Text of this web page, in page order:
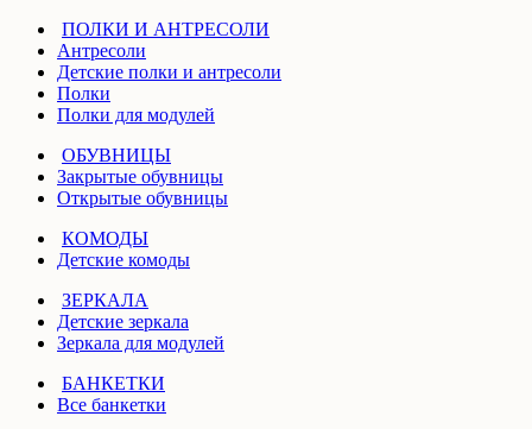
ПОЛКИ И АНТРЕСОЛИ
Антресоли
Детские полки и антресоли
Полки
Полки для модулей
ОБУВНИЦЫ
Закрытые обувницы
Открытые обувницы
КОМОДЫ
Детские комоды
ЗЕРКАЛА
Детские зеркала
Зеркала для модулей
БАНКЕТКИ
Все банкетки